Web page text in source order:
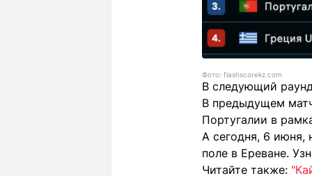
Фото: flashscorekz.com
В следующий
В предыдущем
Португалии в
А сегодня, 6 июня,
поле в Ереване.
Читайте также: